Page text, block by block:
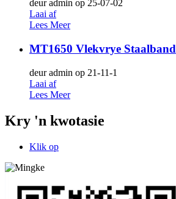
deur admin op 25-07-02
Laai af
Lees Meer
MT1650 Vlekvrye Staalband
deur admin op 21-11-1
Laai af
Lees Meer
Kry 'n kwotasie
Klik op